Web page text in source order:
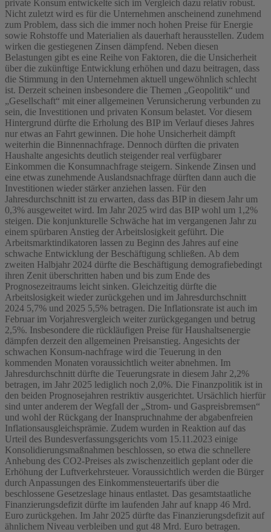
private Konsum entwickelte sich im Vergleich dazu relativ robust.
Nicht zuletzt wird es für die Unternehmen anscheinend zunehmend
zum Problem, dass sich die immer noch hohen Preise für Energie
sowie Rohstoffe und Materialien als dauerhaft herausstellen. Zudem
wirken die gestiegenen Zinsen dämpfend. Neben diesen
Belastungen gibt es eine Reihe von Faktoren, die die Unsicherheit
über die zukünftige Entwicklung erhöhen und dazu beitragen, dass
die Stimmung in den Unternehmen aktuell ungewöhnlich schlecht
ist. Derzeit scheinen insbesondere die Themen „Geopolitik“ und
„Gesellschaft“ mit einer allgemeinen Verunsicherung verbunden zu
sein, die Investitionen und privaten Konsum belastet. Vor diesem
Hintergrund dürfte die Erholung des BIP im Verlauf dieses Jahres
nur etwas an Fahrt gewinnen. Die hohe Unsicherheit dämpft
weiterhin die Binnennachfrage. Dennoch dürften die privaten
Haushalte angesichts deutlich steigender real verfügbarer
Einkommen die Konsumnachfrage steigern. Sinkende Zinsen und
eine etwas zunehmende Auslandsnachfrage dürften dann auch die
Investitionen wieder stärker anziehen lassen. Für den
Jahresdurchschnitt ist zu erwarten, dass das BIP in diesem Jahr um
0,3% ausgeweitet wird. Im Jahr 2025 wird das BIP wohl um 1,2%
steigen. Die konjunkturelle Schwäche hat im vergangenen Jahr zu
einem spürbaren Anstieg der Arbeitslosigkeit geführt. Die
Arbeitsmarktindikatoren lassen zu Beginn des Jahres auf eine
schwache Entwicklung der Beschäftigung schließen. Ab dem
zweiten Halbjahr 2024 dürfte die Beschäftigung demografiebedingt
ihren Zenit überschritten haben und bis zum Ende des
Prognosezeitraums leicht sinken. Gleichzeitig dürfte die
Arbeitslosigkeit wieder zurückgehen und im Jahresdurchschnitt
2024 5,7% und 2025 5,5% betragen. Die Inflationsrate ist auch im
Februar im Vorjahresvergleich weiter zurückgegangen und betrug
2,5%. Insbesondere die rückläufigen Preise für Haushaltsenergie
dämpfen derzeit den allgemeinen Preisanstieg. Angesichts der
schwachen Konsum-nachfrage wird die Teuerung in den
kommenden Monaten voraussichtlich weiter abnehmen. Im
Jahresdurchschnitt dürfte die Teuerungsrate in diesem Jahr 2,2%
betragen, im Jahr 2025 lediglich noch 2,0%. Die Finanzpolitik ist in
den beiden Prognosejahren restriktiv ausgerichtet. Ursächlich hierfür
sind unter anderem der Wegfall der „Strom- und Gaspreisbremsen“
und wohl der Rückgang der Inanspruchnahme der abgabenfreien
Inflationsausgleichsprämie. Zudem wurden in Reaktion auf das
Urteil des Bundesverfassungsgerichts vom 15.11.2023 einige
Konsolidierungsmaßnahmen beschlossen, so etwa die schnellere
Anhebung des CO2-Preises als zwischenzeitlich geplant oder die
Erhöhung der Luftverkehrsteuer. Voraussichtlich werden die Bürger
durch Anpassungen des Einkommensteuertarifs über die
beschlossene Gesetzeslage hinaus entlastet. Das gesamtstaatliche
Finanzierungsdefizit dürfte im laufenden Jahr auf knapp 46 Mrd.
Euro zurückgehen. Im Jahr 2025 dürfte das Finanzierungsdefizit auf
ähnlichem Niveau verbleiben und gut 48 Mrd. Euro betragen.